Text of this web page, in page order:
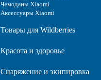
Чемоданы Xiaomi
Аксессуары Xiaomi
Товары для Wildberries
Красота и здоровье
Снаряжение и экипировка